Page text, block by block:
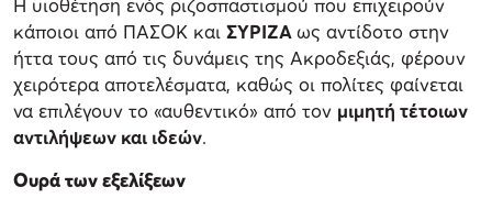
Η υιοθέτηση ενός ριζοσπαστισμού που επιχειρούν
κάποιοι από ΠΑΣΟΚ και ΣΥΡΙΖΑως αντίδοτο στην
ήττα τους από τις δυνάμεις της Ακροδεξιάς, φέρουν
χειρότερα αποτελέσματα, καθώς οι πολίτες φαίνεται
να επιλέγουν το «αυθεντικό» από τον μιμητή τέτοιων
αντιλήψεων και ιδεών.
Ουρά των εξελίξεων